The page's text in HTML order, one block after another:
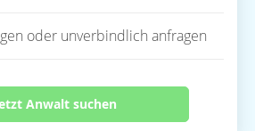
oder unverbindlich anfragen
Anwalt suchen